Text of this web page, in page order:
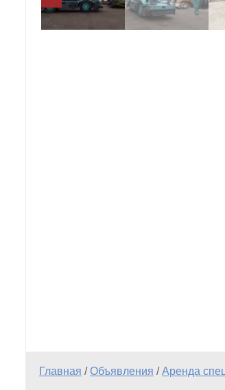
Главная /Объявления /Аренда